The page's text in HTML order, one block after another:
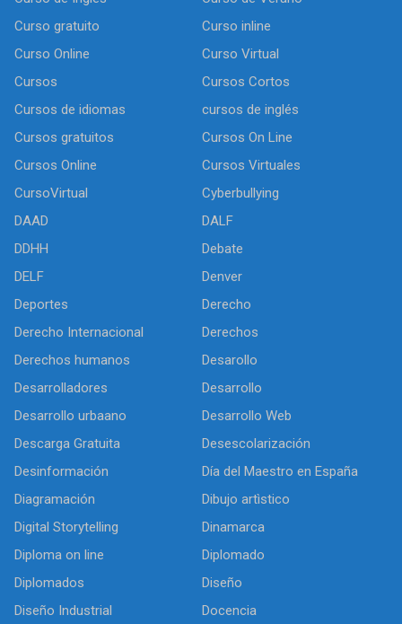
Curso gratuito
Curso inline
Curso Online
Curso Virtual
Cursos
Cursos Cortos
Cursos de idiomas
cursos de inglés
Cursos gratuitos
Cursos On Line
Cursos Online
Cursos Virtuales
CursoVirtual
Cyberbullying
DAAD
DALF
DDHH
Debate
DELF
Denver
Deportes
Derecho
Derecho Internacional
Derechos
Derechos humanos
Desarollo
Desarrolladores
Desarrollo
Desarrollo urbaano
Desarrollo Web
Descarga Gratuita
Desescolarización
Desinformación
Día del Maestro en España
Diagramación
Dibujo artìstico
Digital Storytelling
Dinamarca
Diploma on line
Diplomado
Diplomados
Diseño
Diseño Industrial
Docencia